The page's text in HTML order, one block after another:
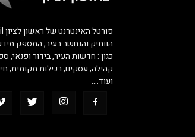
הוותיק והנחשב בעיר, המספק
כגון : חדשות העיר, בידור ופנאי,
קהילה, עסקים, רכילות מקומית,
ועוד….